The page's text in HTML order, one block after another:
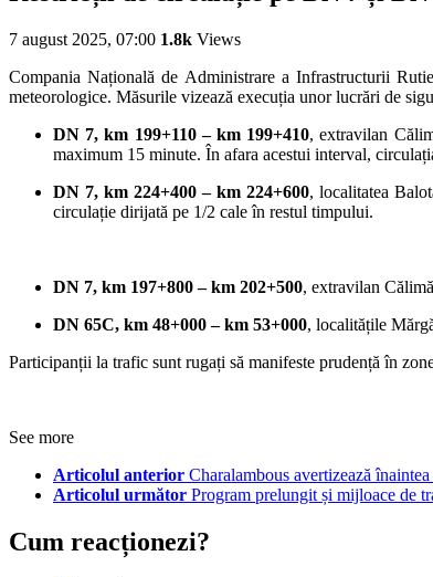
7 august 2025, 07:00 1.8k Views
Compania Națională de Administrare a Infrastructurii
meteorologice. Măsurile vizează execuția unor lucrări de
DN 7, km 199+110 – km 199+410, extravilan
maximum 15 minute. În afara acestui interval,
DN 7, km 224+400 – km 224+600, localitatea
circulație dirijată pe 1/2 cale în restul timpului.
DN 7, km 197+800 – km 202+500, extravilan
DN 65C, km 48+000 – km 53+000, localitățile
Participanții la trafic sunt rugați să manifeste prudență în
See more
Articolul anterior Charalambous avertizează
Articolul următor Program prelungit și mijloace de
Cum reacționezi?